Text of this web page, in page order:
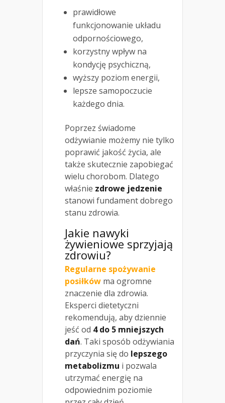
prawidłowe
funkcjonowanie układu
odpornościowego,
korzystny wpływ na
kondycję psychiczną,
wyższy poziom energii,
lepsze samopoczucie
każdego dnia.
Poprzez świadome
odżywianie możemy nie tylko
poprawić jakość życia, ale
także skutecznie zapobiegać
wielu chorobom. Dlatego
właśnie zdrowe jedzenie
stanowi fundament dobrego
stanu zdrowia.
Jakie nawyki
żywieniowe sprzyjają
zdrowiu?
Regularne spożywanie
posiłków ma ogromne
znaczenie dla zdrowia.
Eksperci dietetyczni
rekomendują, aby dziennie
jeść od 4 do 5 mniejszych
dań. Taki sposób odżywiania
przyczynia się do lepszego
metabolizmu i pozwala
utrzymać energię na
odpowiednim poziomie